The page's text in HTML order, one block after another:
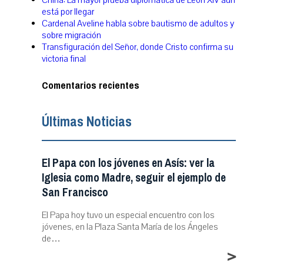
está por llegar
Cardenal Aveline habla sobre bautismo de adultos y
sobre migración
Transfiguración del Señor, donde Cristo confirma su
victoria final
Comentarios recientes
Últimas Noticias
El Papa con los jóvenes en Asís: ver la
Iglesia como Madre, seguir el ejemplo de
San Francisco
El Papa hoy tuvo un especial encuentro con los
jóvenes, en la Plaza Santa María de los Ángeles
de…
>